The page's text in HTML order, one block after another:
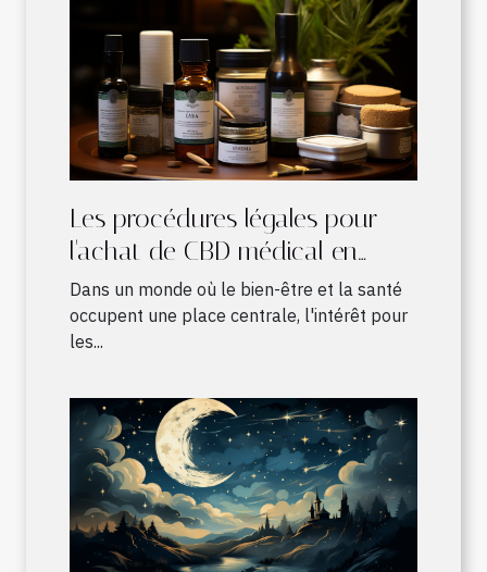
Les procédures légales pour
l'achat de CBD médical en
France
Dans un monde où le bien-être et la santé
occupent une place centrale, l'intérêt pour
les...